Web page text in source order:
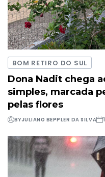
BOM RETIRO DO SUL
Dona Nadit chega
simples, marcada
pelas flores
BYJULIANO BEPPLER DA SILVA